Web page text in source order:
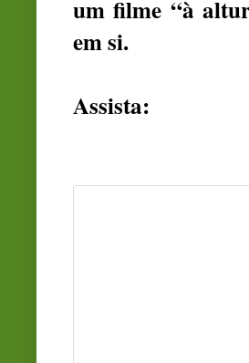
um filme “à
em si.
Assista: